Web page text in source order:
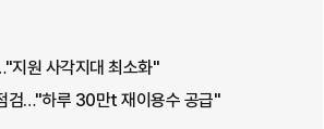
지원 사각지대 최소화"
검…"하루 30만t 재이용수 공급"